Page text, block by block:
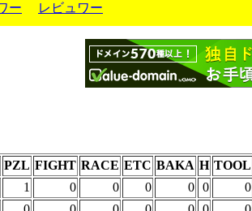
ー レビュワー
PZL FIGHT RACE ETC BAKA H TOOL
1 0 0 0 0 0 0